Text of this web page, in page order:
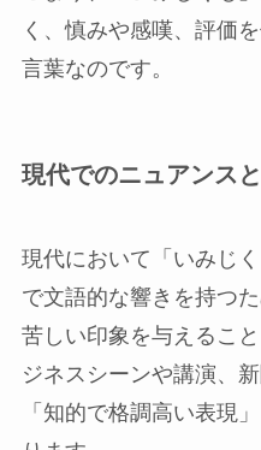
く、慎みや感嘆、評価
言葉なのです。
現代でのニュアンス
現代において「いみじ
で文語的な響きを持つ
苦しい印象を与えるこ
ジネスシーンや講演、
「知的で格調高い表現